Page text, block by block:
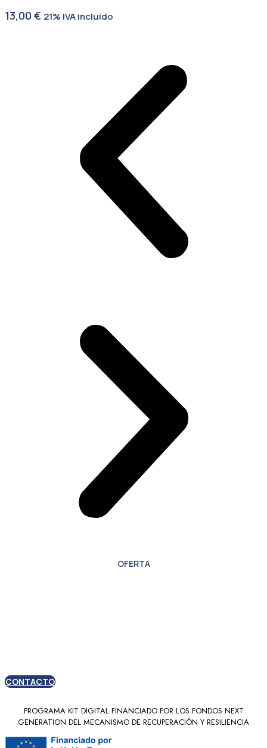
13,00 € 21% IVA incluido
OFERTA
CONTACTO
PROGRAMA KIT DIGITAL FINANCIADO POR LOS FONDOS NEXT
GENERATION DEL MECANISMO DE RECUPERACIÓN Y RESILIENCIA